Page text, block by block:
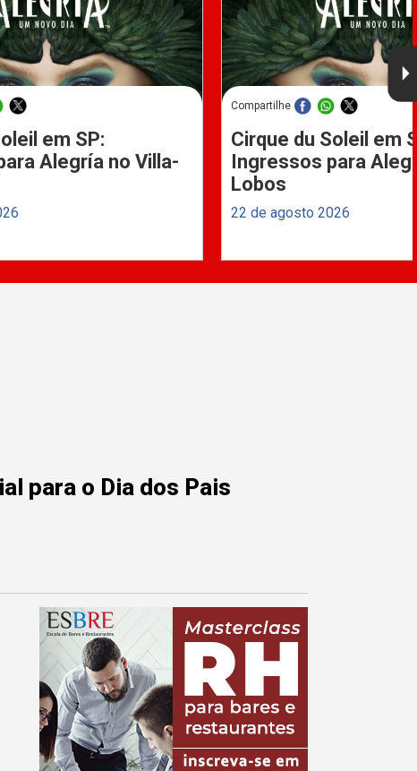
em SP:
Alegría no Villa-
Compartilhe
Cirque du Soleil em
Ingressos para
Lobos
22 de agosto 2026
para o Dia dos Pais